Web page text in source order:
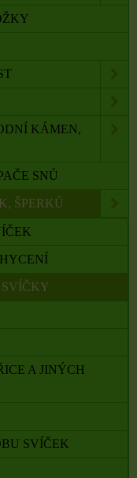
KÁMEN,
SNŮ
ŠPERKŮ
A JINÝCH
SVÍČEK